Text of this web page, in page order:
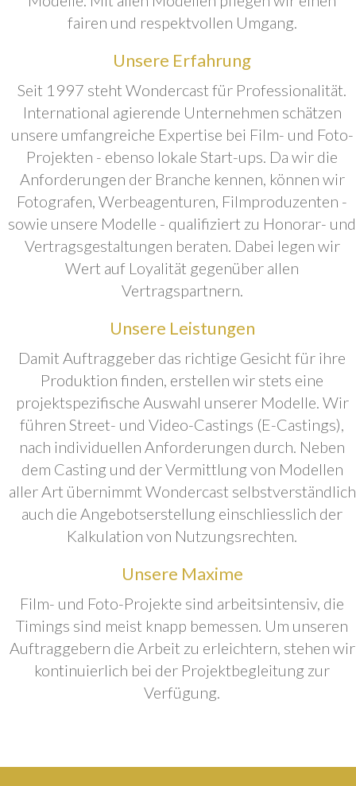
fairen und respektvollen Umgang.
Unsere Erfahrung
Seit 1997 steht Wondercast für Professionalität.
International agierende Unternehmen schätzen
unsere umfangreiche Expertise bei Film- und Foto-
Projekten - ebenso lokale Start-ups. Da wir die
Anforderungen der Branche kennen, können wir
Fotografen, Werbeagenturen, Filmproduzenten -
sowie unsere Modelle - qualifiziert zu Honorar- und
Vertragsgestaltungen beraten. Dabei legen wir
Wert auf Loyalität gegenüber allen
Vertragspartnern.
Unsere Leistungen
Damit Auftraggeber das richtige Gesicht für ihre
Produktion finden, erstellen wir stets eine
projektspezifische Auswahl unserer Modelle. Wir
führen Street- und Video-Castings (E-Castings),
nach individuellen Anforderungen durch. Neben
dem Casting und der Vermittlung von Modellen
aller Art übernimmt Wondercast selbstverständlich
auch die Angebotserstellung einschliesslich der
Kalkulation von Nutzungsrechten.
Unsere Maxime
Film- und Foto-Projekte sind arbeitsintensiv, die
Timings sind meist knapp bemessen. Um unseren
Auftraggebern die Arbeit zu erleichtern, stehen wir
kontinuierlich bei der Projektbegleitung zur
Verfügung.